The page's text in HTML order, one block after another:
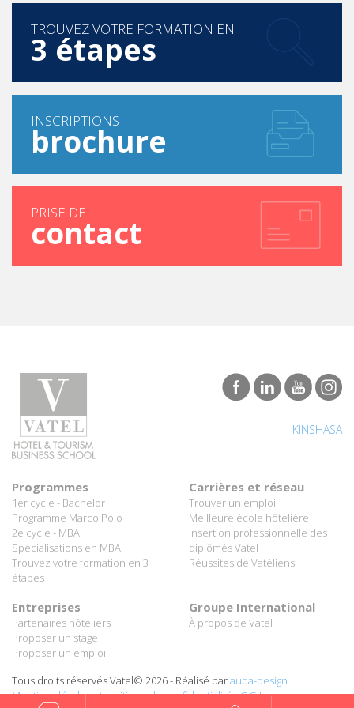
TROUVEZ VOTRE FORMATION EN
3 étapes
INSCRIPTIONS -
brochure
PRISE DE
contact
KINSHASA
Programmes
1er cycle - Bachelor
Programme Marco Polo
2e cycle - MBA
Spécialisations en MBA
Trouvez votre formation en 3
étapes
Carrières et réseau
Trouver un emploi
Meilleure école hôtelière
Insertion professionnelle des
diplômés Vatel
Réussites de Vatéliens
Entreprises
Partenaires hôteliers
Proposer un stage
Proposer un emploi
Groupe International
À propos de Vatel
Tous droits réservés Vatel© 2026 - Réalisé parauda-design
Mentions légales et politique de confidentialité-C.G.U.